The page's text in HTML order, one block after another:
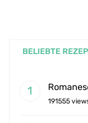
BELIEBTE
191555